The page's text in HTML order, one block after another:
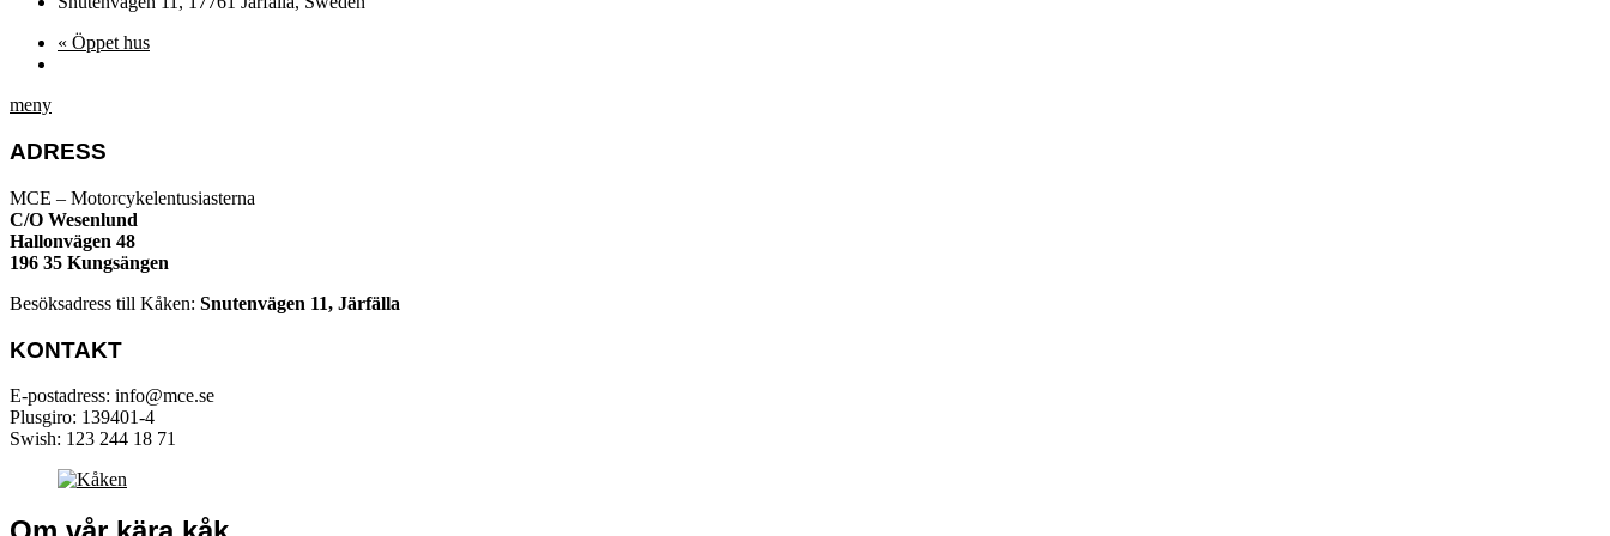
« Öppet hus
meny
ADRESS
MCE – Motorcykelentusiasterna
C/O Wesenlund
Hallonvägen 48
196 35 Kungsängen
Besöksadress till Kåken: Snutenvägen 11, Järfälla
KONTAKT
E-postadress: info@mce.se
Plusgiro: 139401-4
Swish: 123 244 18 71